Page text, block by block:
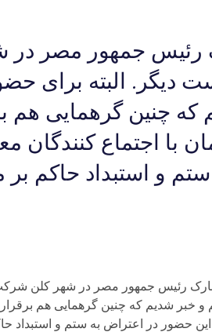
رئیس جمهور مصر در
البته برای
که چنین گرهمایی هم
با اجتماع کنندگان
و استبداد حاکم
معترضان علیه حسنی مبارک رئیس جمهور مصر در
خبر شدیم که چنین گرهمایی هم برقرار
حضور در اعتراض به ستم و